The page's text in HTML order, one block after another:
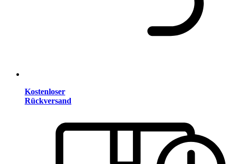
Kostenloser
Rückversand